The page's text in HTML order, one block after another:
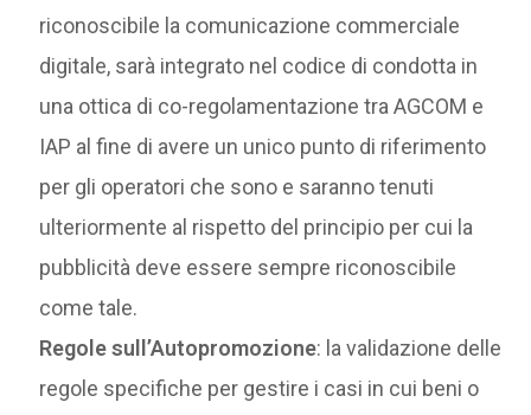
riconoscibile la comunicazione commerciale
digitale, sarà integrato nel codice di condotta in
una ottica di co-regolamentazione tra AGCOM e
IAP al fine di avere un unico punto di riferimento
per gli operatori che sono e saranno tenuti
ulteriormente al rispetto del principio per cui la
pubblicità deve essere sempre riconoscibile
come tale.
Regole sull’Autopromozione: la validazione delle
regole specifiche per gestire i casi in cui beni o